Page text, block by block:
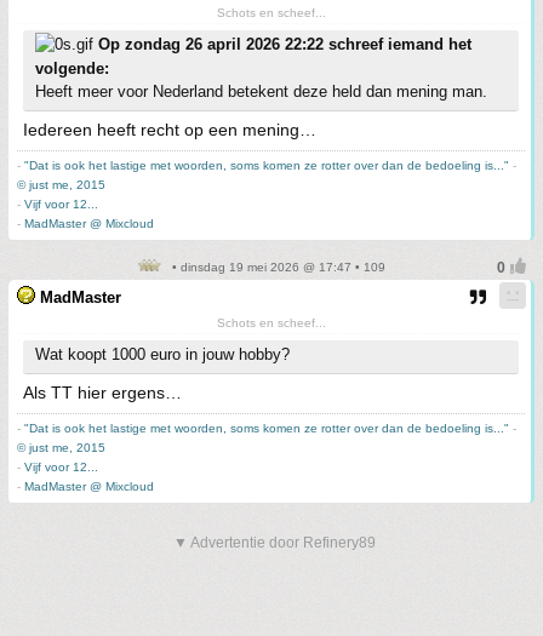
Schots en scheef...
Op zondag 26 april 2026 22:22 schreef iemand het
volgende:
Heeft meer voor Nederland betekent deze held dan mening man.
Iedereen heeft recht op een mening…
- "Dat is ook het lastige met woorden, soms komen ze rotter over dan de bedoeling is..." -
© just me, 2015
- Vijf voor 12...
- MadMaster @ Mixcloud
• dinsdag 19 mei 2026 @ 17:47 • 109
MadMaster
Schots en scheef...
Wat koopt 1000 euro in jouw hobby?
Als TT hier ergens…
- "Dat is ook het lastige met woorden, soms komen ze rotter over dan de bedoeling is..." -
© just me, 2015
- Vijf voor 12...
- MadMaster @ Mixcloud
▼ Advertentie door Refinery89